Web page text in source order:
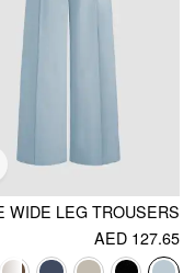
AED 127.65